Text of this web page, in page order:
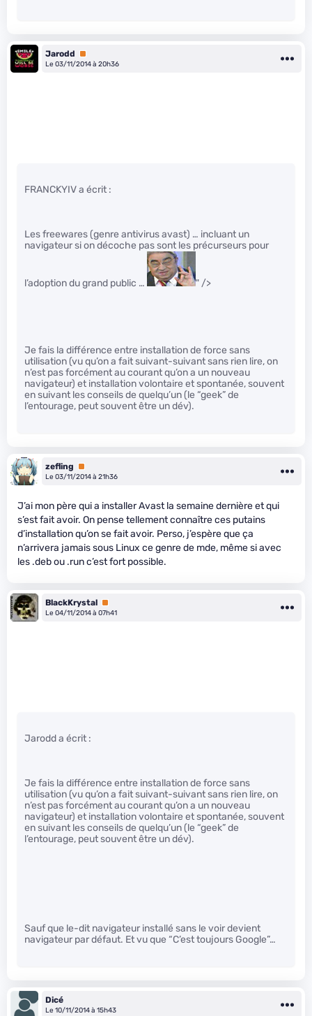
Jarodd
Premium
Le 03/11/2014 à 20h36
FRANCKYIV a écrit :
Les freewares (genre antivirus avast) … incluant un
navigateur si on décoche pas sont les précurseurs pour
l’adoption du grand public … " />
Je fais la différence entre installation de force sans
utilisation (vu qu’on a fait suivant-suivant sans rien lire, on
n’est pas forcément au courant qu’on a un nouveau
navigateur) et installation volontaire et spontanée, souvent
en suivant les conseils de quelqu’un (le “geek” de
l’entourage, peut souvent être un dév).
zefling
Premium
Le 03/11/2014 à 21h36
J’ai mon père qui a installer Avast la semaine dernière et qui
s’est fait avoir. On pense tellement connaître ces putains
d’installation qu’on se fait avoir. Perso, j’espère que ça
n’arrivera jamais sous Linux ce genre de mde, même si avec
les .deb ou .run c’est fort possible.
BlackKrystal Premium
Le 04/11/2014 à 07h41
Jarodd a écrit :
Je fais la différence entre installation de force sans
utilisation (vu qu’on a fait suivant-suivant sans rien lire, on
n’est pas forcément au courant qu’on a un nouveau
navigateur) et installation volontaire et spontanée, souvent
en suivant les conseils de quelqu’un (le “geek” de
l’entourage, peut souvent être un dév).
Sauf que le-dit navigateur installé sans le voir devient
navigateur par défaut. Et vu que “C’est toujours Google”…
Dicé
Le 10/11/2014 à 15h43